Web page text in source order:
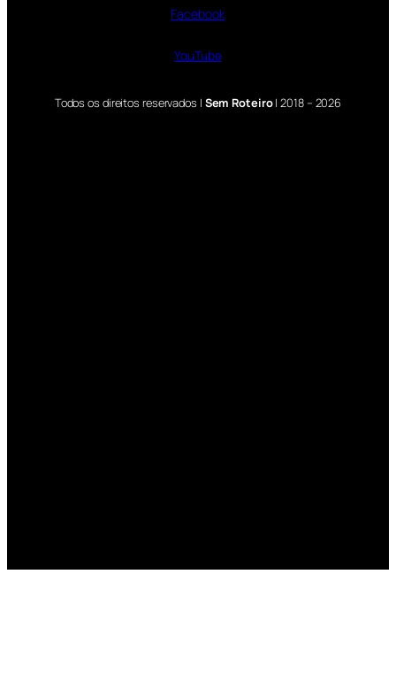
Facebook
YouTube
Todos os direitos reservados | Sem Roteiro| 2018 – 2026